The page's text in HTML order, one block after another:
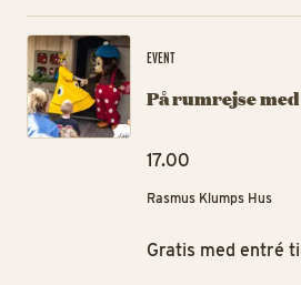
EVENT
På rumrejse
17.00
Rasmus Klumps Hus
Gratis med entré